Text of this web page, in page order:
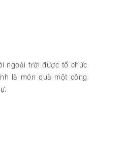
ngoài trời được tổ chức
là món quà một công